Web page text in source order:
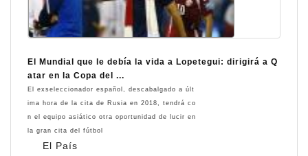
El País
El Mundial que le debía la vida a Lopetegui: dirigirá a Q
atar en la Copa del ...
El exseleccionador español, descabalgado a últ
ima hora de la cita de Rusia en 2018, tendrá co
n el equipo asiático otra oportunidad de lucir en
la gran cita del fútbol